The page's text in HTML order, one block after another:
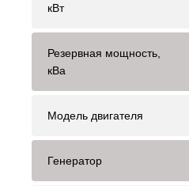
кВт
Резервная мощность,
кВа
Модель двигателя
Генератор